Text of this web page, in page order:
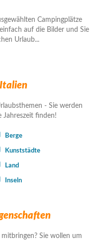
Campingplätze
auf die Bilder und Sie
Urlaub...
- Sie werden
Jahreszeit finden!
Berge
Kunststädte
Land
Inseln
Sie wollen um